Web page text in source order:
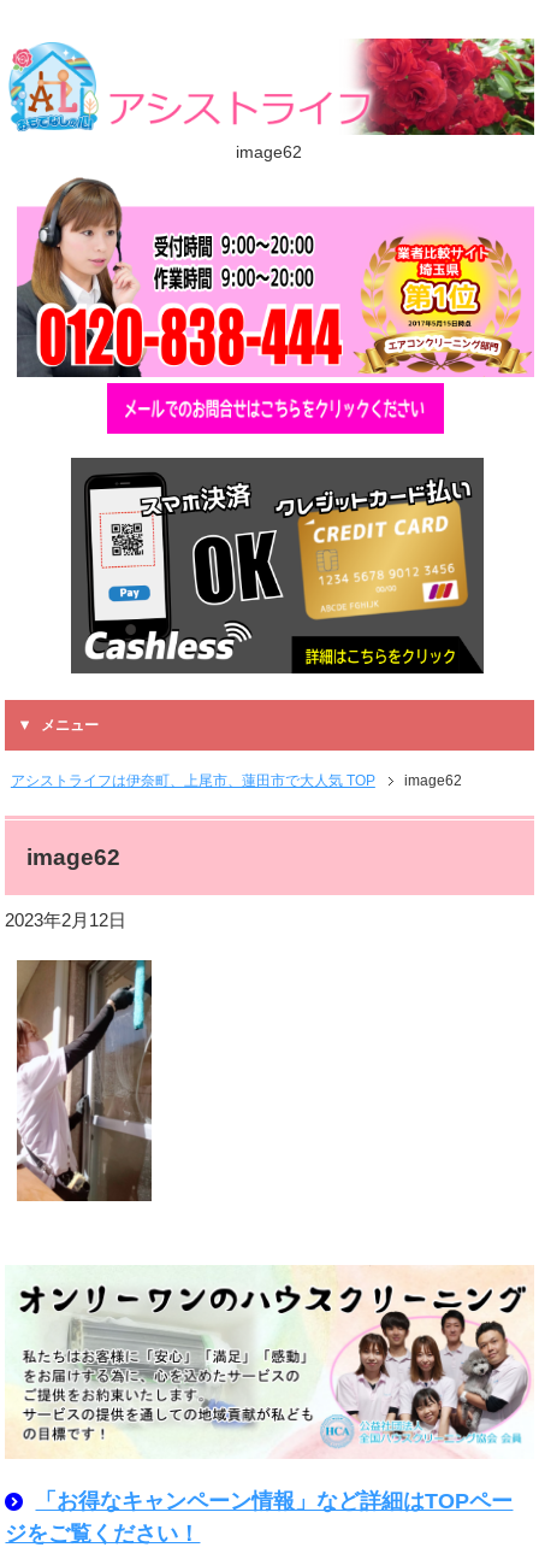
image62
メニュー
アシストライフは伊奈町、上尾市、蓮田市で大人気 TOP image62
image62
2023年2月12日
「お得なキャンペーン情報」など詳細はTOPペー
ジをご覧ください！